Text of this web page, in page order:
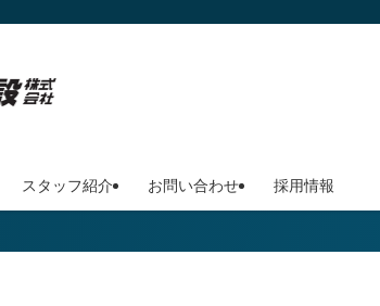
スタッフ紹介 お問い合わせ 採用情報